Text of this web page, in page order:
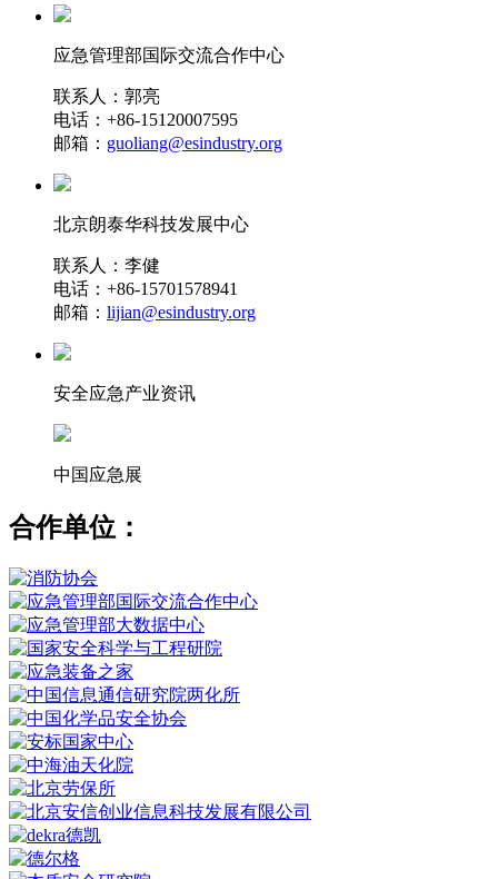
应急管理部国际交流合作中心
联系人：郭亮
电话：+86-15120007595
邮箱： guoliang@esindustry.org
北京朗泰华科技发展中心
联系人：李健
电话：+86-15701578941
邮箱： lijian@esindustry.org
安全应急产业资讯
中国应急展
合作单位：